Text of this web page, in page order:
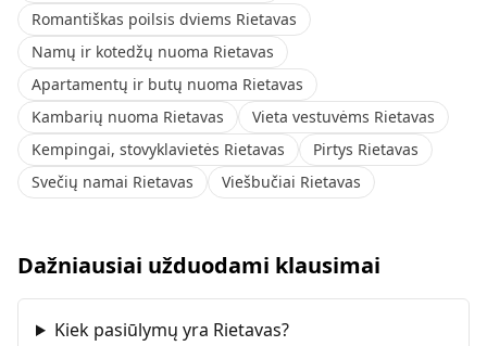
Romantiškas poilsis dviems Rietavas
Namų ir kotedžų nuoma Rietavas
Apartamentų ir butų nuoma Rietavas
Kambarių nuoma Rietavas
Vieta vestuvėms Rietavas
Kempingai, stovyklavietės Rietavas
Pirtys Rietavas
Svečių namai Rietavas
Viešbučiai Rietavas
Dažniausiai užduodami klausimai
Kiek pasiūlymų yra Rietavas?